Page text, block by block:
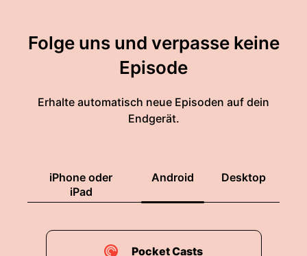
Folge uns und verpasse keine
Episode
Erhalte automatisch neue Episoden auf dein
Endgerät.
iPhone oder
iPad
Android Desktop
Pocket Casts